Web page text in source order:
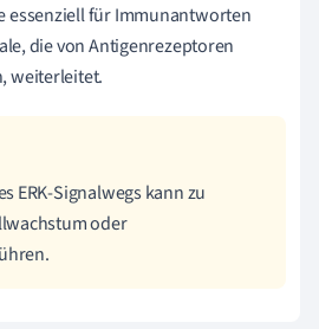
essenziell für Immunantworten
die von Antigenrezeptoren
weiterleitet.
ERK-Signalwegs kann zu
oder